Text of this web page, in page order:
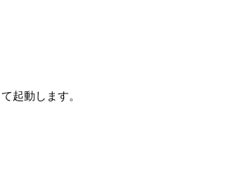
起動します。